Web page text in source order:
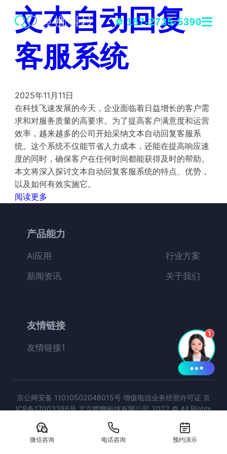
157-2735-5390
文本自动回复
客服系统
2025年11月11日
在科技飞速发展的今天，企业面临着日益增长的客户需
求和对服务质量的高要求。为了提高客户满意度和运营
效率，越来越多的公司开始采纳文本自动回复客服系
统。这个系统不仅能节省人力成本，还能在提高响应速
度的同时，确保客户在任何时间都能获得及时的帮助。
本文将深入探讨文本自动回复客服系统的特点、优势，
以及如何有效实施它。
阅读更多
产品能力
AI应用
新闻资讯
行业方案
关于我们
友情链接
友情链接1
京公网安备 11010502048015号 增值电信业务经营许可证 京
ICP备17003386号北京螳螂科技有限公司 2022 © All Rights
微信咨询 电话咨询 预约演示